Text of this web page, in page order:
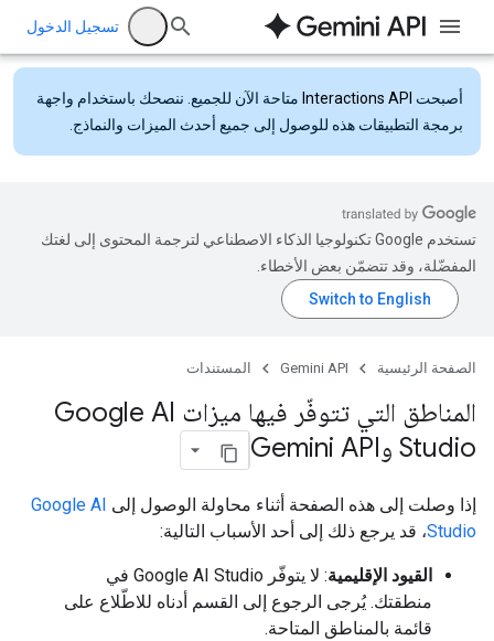
تسجيل الدخول
أصبحت Interactions API متاحة الآن للجميع. ننصحك باستخدام واجهة
برمجة التطبيقات هذه للوصول إلى جميع أحدث الميزات والنماذج.
تستخدم Google تكنولوجيا الذكاء الاصطناعي لترجمة المحتوى إلى لغتك
المفضّلة، وقد تتضمّن بعض الأخطاء.
الصفحة الرئيسية Gemini API المستندات
المناطق التي تتوفّر فيها ميزات Google AI
Studio وGemini API
إذا وصلت إلى هذه الصفحة أثناء محاولة الوصول إلى Google AI
Studio، قد يرجع ذلك إلى أحد الأسباب التالية:
القيود الإقليمية
: لا يتوفّر Google AI Studio في
منطقتك. يُرجى الرجوع إلى القسم أدناه للاطّلاع على
قائمة بالمناطق المتاحة.